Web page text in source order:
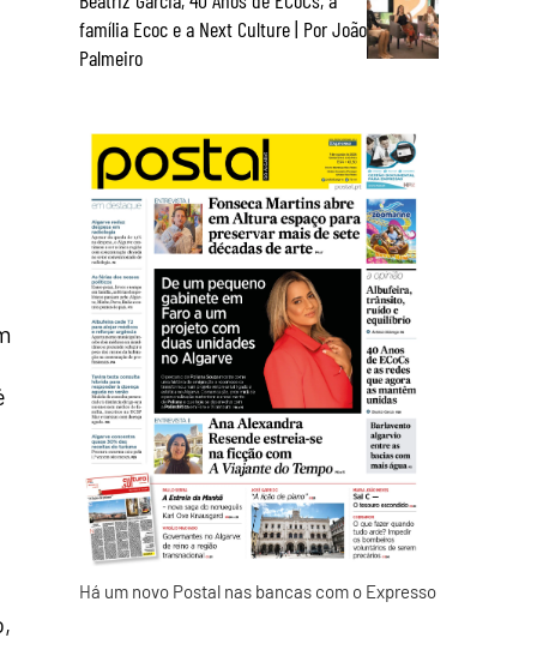
família Ecoc e a Next Culture | Por João
Palmeiro
Há um novo Postal nas bancas com o Expresso